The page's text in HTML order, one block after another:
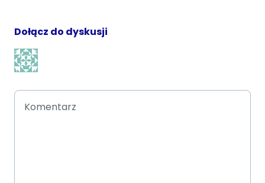
Dołącz do dyskusji